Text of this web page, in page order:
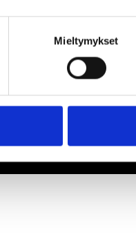
Mieltymykset